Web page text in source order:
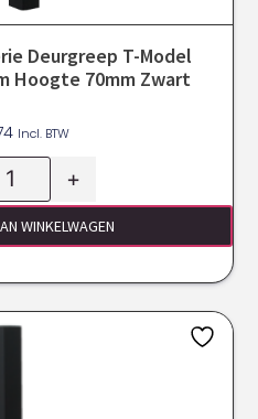
Deurgreep T-Model
Hoogte 70mm Zwart
Incl. BTW
+
WINKELWAGEN